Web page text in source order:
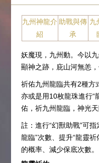
九州神龍介
紹
助戰與傳
承
九
妖魔現，九州動。今以
顯神之跡，庇山河無恙，
祈佑九州龍臨共有2種方
亦或是用10枚龍珠進行
佑，祈九州龍臨，神光天
註：進行“幻獸助戰”可
龍臨”次數、提升“龍靈
的概率、減少保底次數。